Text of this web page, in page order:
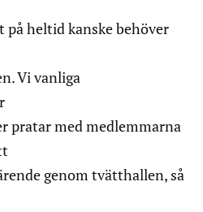
på heltid kanske behöver
Vi vanliga
pratar med medlemmarna
genom tvätthallen, så